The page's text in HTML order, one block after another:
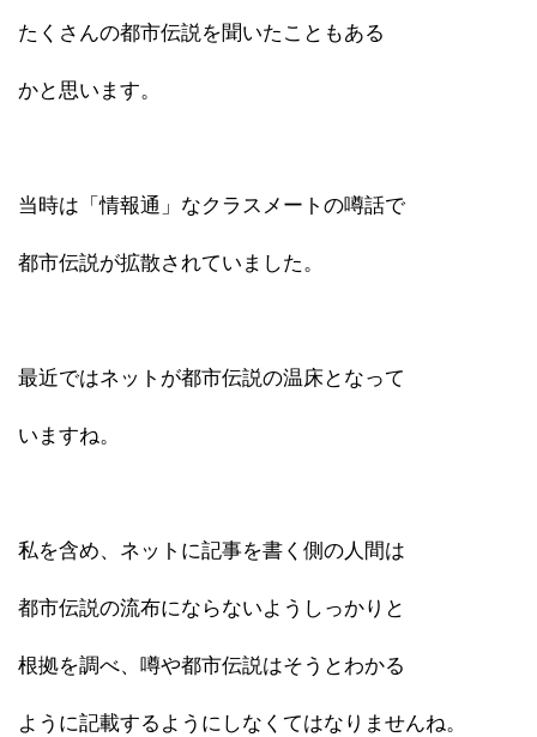
たくさんの都市伝説を聞いたこともある
かと思います。
当時は「情報通」なクラスメートの噂話で
都市伝説が拡散されていました。
最近ではネットが都市伝説の温床となって
いますね。
私を含め、ネットに記事を書く側の人間は
都市伝説の流布にならないようしっかりと
根拠を調べ、噂や都市伝説はそうとわかる
ように記載するようにしなくてはなりませんね。